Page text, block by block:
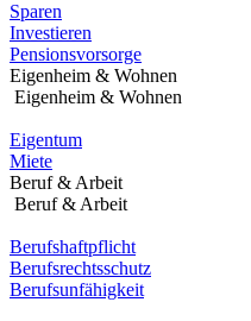
Sparen
Investieren
Pensionsvorsorge
Eigenheim & Wohnen
Eigenheim & Wohnen
Eigentum
Miete
Beruf & Arbeit
Beruf & Arbeit
Berufshaftpflicht
Berufsrechtsschutz
Berufsunfähigkeit